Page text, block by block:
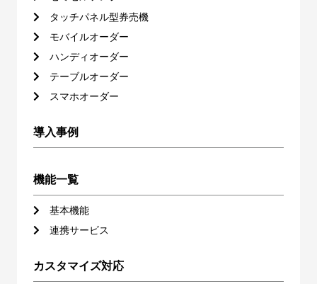
タッチパネル型券売機
モバイルオーダー
ハンディオーダー
テーブルオーダー
スマホオーダー
導入事例
機能一覧
基本機能
連携サービス
カスタマイズ対応